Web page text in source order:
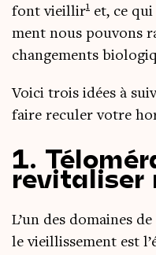
font vieillir1 et, ce
ment nous pou­vons
chan­ge­ments
Voi­ci trois idées à
faire recu­ler votre
1.
revitaliser
L’un des domaines
le vieillis­se­ment est